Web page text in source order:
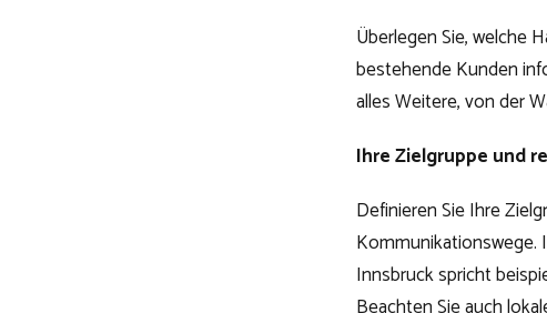
Überlegen Sie, welche
bestehende Kunden
alles Weitere, von der
Ihre Zielgruppe und
Definieren Sie Ihre
Kommunikationswege.
Innsbruck spricht